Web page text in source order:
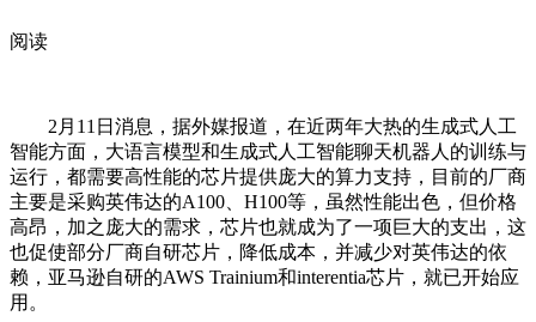
阅读
2月11日消息，据外媒报道，在近两年大热的生成式人工
智能方面，大语言模型和生成式人工智能聊天机器人的训练与
运行，都需要高性能的芯片提供庞大的算力支持，目前的厂商
主要是采购英伟达的A100、H100等，虽然性能出色，但价格
高昂，加之庞大的需求，芯片也就成为了一项巨大的支出，这
也促使部分厂商自研芯片，降低成本，并减少对英伟达的依
赖，亚马逊自研的AWS Trainium和interentia芯片，就已开始应
用。